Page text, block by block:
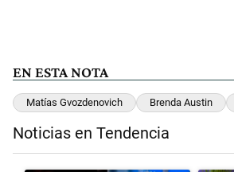
EN ESTA NOTA
Matías Gvozdenovich Brenda Austin
Noticias en Tendencia